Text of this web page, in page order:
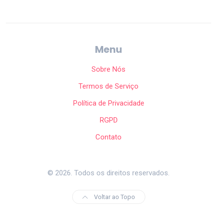
Menu
Sobre Nós
Termos de Serviço
Política de Privacidade
RGPD
Contato
© 2026. Todos os direitos reservados.
Voltar ao Topo